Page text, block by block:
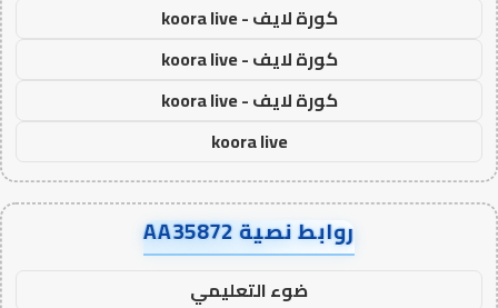
كورة لايف - koora live
كورة لايف - koora live
كورة لايف - koora live
koora live
روابط نصية AA35872
ضوء التعليمي